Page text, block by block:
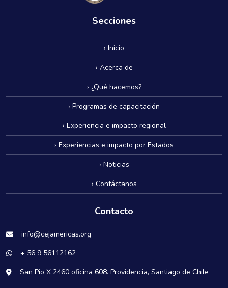
Secciones
› Inicio
› Acerca de
› ¿Qué hacemos?
› Programas de capacitación
› Experiencia e impacto regional
› Experiencias e impacto por Estados
› Noticias
› Contáctanos
Contacto
info@cejamericas.org
+ 56 9 56112162
San Pio X 2460 oficina 608. Providencia, Santiago de Chile